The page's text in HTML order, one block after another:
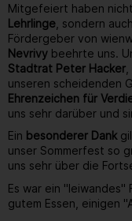
Mitgefeiert haben
Lehrlinge , sondern
Fördergeber von
Nevrivy beehrte uns.
Stadtrat Peter Hacker
unseren scheidenden
Ehrenzeichen für
uns sehr darüber und
Ein besonderer Dank
unser Sommerfest so
uns sehr über die
Es war ein "leiwandes"
gutem Essen, einigen